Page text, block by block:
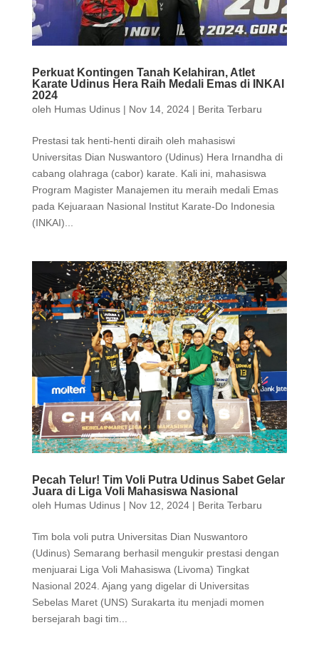
Perkuat Kontingen Tanah Kelahiran, Atlet
Karate Udinus Hera Raih Medali Emas di INKAI
2024
oleh Humas Udinus| Nov 14, 2024| Berita Terbaru
Prestasi tak henti-henti diraih oleh mahasiswi
Universitas Dian Nuswantoro (Udinus) Hera Irnandha di
cabang olahraga (cabor) karate. Kali ini, mahasiswa
Program Magister Manajemen itu meraih medali Emas
pada Kejuaraan Nasional Institut Karate-Do Indonesia
(INKAI)...
Pecah Telur! Tim Voli Putra Udinus Sabet Gelar
Juara di Liga Voli Mahasiswa Nasional
oleh Humas Udinus| Nov 12, 2024| Berita Terbaru
Tim bola voli putra Universitas Dian Nuswantoro
(Udinus) Semarang berhasil mengukir prestasi dengan
menjuarai Liga Voli Mahasiswa (Livoma) Tingkat
Nasional 2024. Ajang yang digelar di Universitas
Sebelas Maret (UNS) Surakarta itu menjadi momen
bersejarah bagi tim...